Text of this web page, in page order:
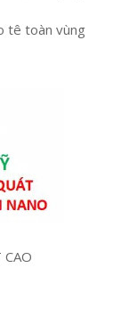
tê toàn vùng